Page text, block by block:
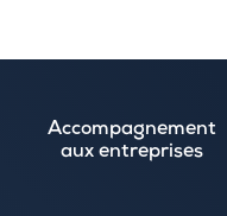
Accompagnement
aux entreprises